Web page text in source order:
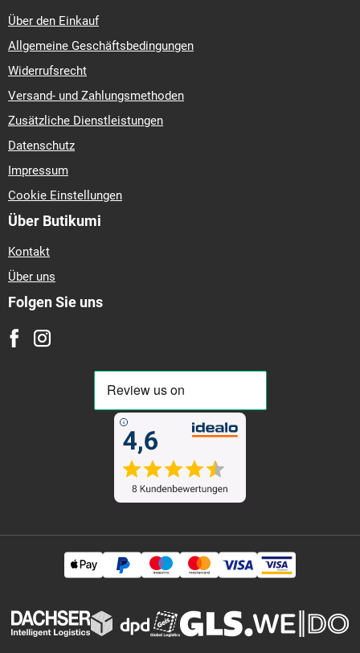
Über den Einkauf
Allgemeine Geschäftsbedingungen
Widerrufsrecht
Versand- und Zahlungsmethoden
Zusätzliche Dienstleistungen
Datenschutz
Impressum
Cookie Einstellungen
Über Butikumi
Kontakt
Über uns
Folgen Sie uns